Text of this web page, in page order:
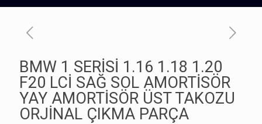
BMW 1 SERİSİ 1.16 1.18 1.20
F20 LCİ SAĞ SOL AMORTİSÖR
YAY AMORTİSÖR ÜST TAKOZU
ORJİNAL ÇIKMA PARÇA